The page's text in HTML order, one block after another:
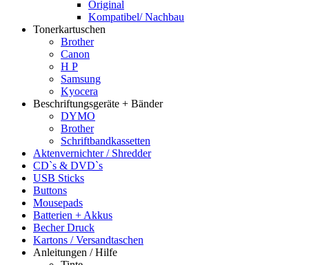
Original
Kompatibel/ Nachbau
Tonerkartuschen
Brother
Canon
H P
Samsung
Kyocera
Beschriftungsgeräte + Bänder
DYMO
Brother
Schriftbandkassetten
Aktenvernichter / Shredder
CD`s & DVD`s
USB Sticks
Buttons
Mousepads
Batterien + Akkus
Becher Druck
Kartons / Versandtaschen
Anleitungen / Hilfe